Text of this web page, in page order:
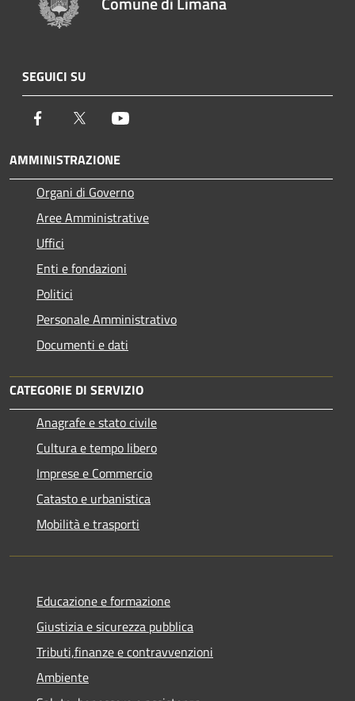
SEGUICI SU
Facebook Twitter
AMMINISTRAZIONE
Organi di Governo
Aree Amministrative
Uffici
Enti e fondazioni
Politici
Personale Amministrativo
Documenti e dati
CATEGORIE DI SERVIZIO
Anagrafe e stato civile
Cultura e tempo libero
Imprese e Commercio
Catasto e urbanistica
Mobilità e trasporti
Educazione e formazione
Giustizia e sicurezza pubblica
Tributi,finanze e contravvenzioni
Ambiente